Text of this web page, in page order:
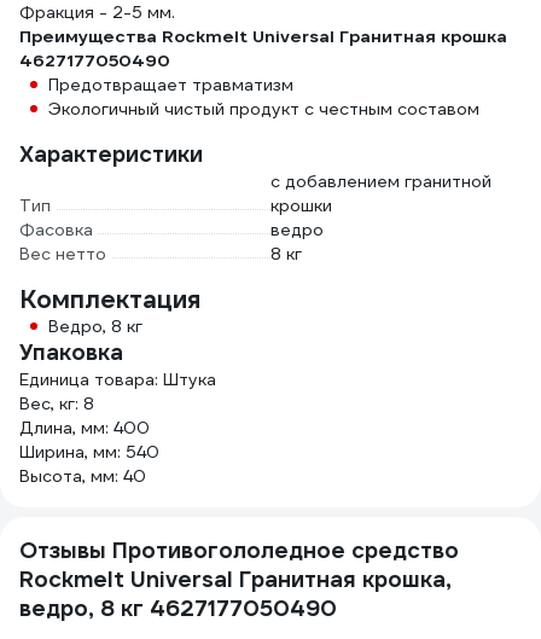
Фракция - 2-5 мм.
Преимущества Rockmelt Universal Гранитная крошка
4627177050490
Предотвращает травматизм
Экологичный чистый продукт с честным составом
Характеристики
Тип
с добавлением гранитной
крошки
Фасовка
ведро
Вес нетто
8 кг
Комплектация
Ведро, 8 кг
Упаковка
Единица товара: Штука
Вес, кг: 8
Длина, мм: 400
Ширина, мм: 540
Высота, мм: 40
Отзывы Противогололедное средство
Rockmelt Universal Гранитная крошка,
ведро, 8 кг 4627177050490